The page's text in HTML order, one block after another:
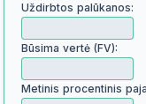
Uždirbtos palūkanos:
Būsima vertė (FV):
Metinis procentinis